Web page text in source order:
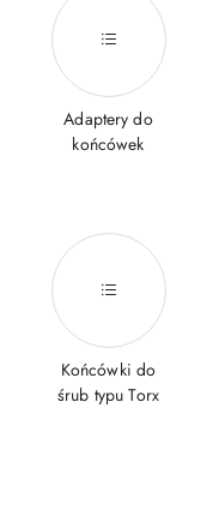
Adaptery do
końcówek
Końcówki do
śrub typu Torx